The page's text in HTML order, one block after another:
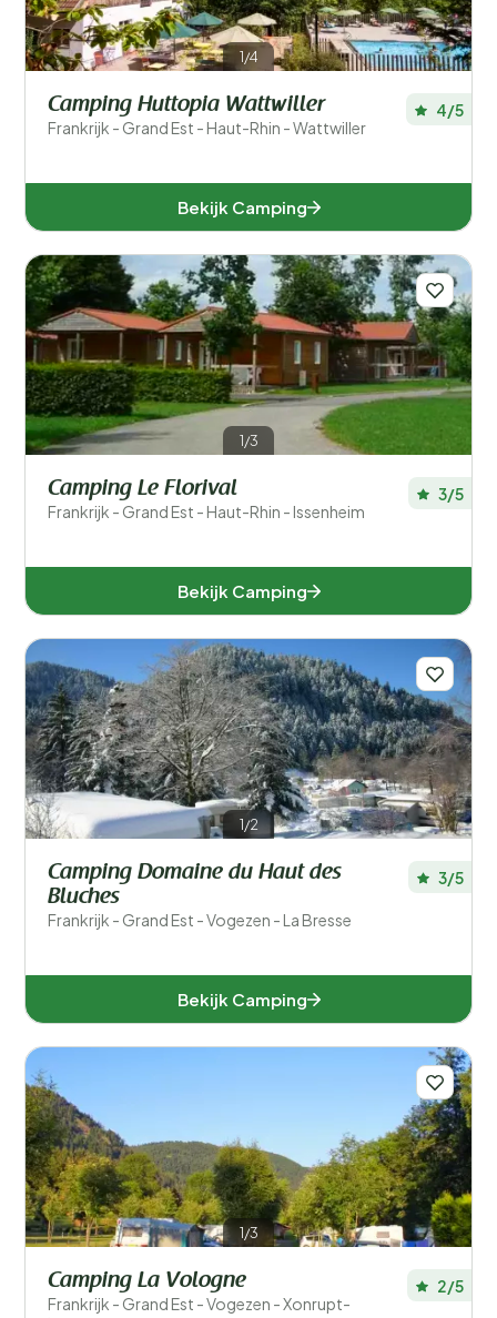
1/4
Camping Huttopia Wattwiller
Frankrijk - Grand Est - Haut-Rhin - Wattwiller
4/5
Bekijk Camping
1/3
Camping Le Florival
Frankrijk - Grand Est - Haut-Rhin - Issenheim
3/5
Bekijk Camping
1/2
Camping Domaine du Haut des
Bluches
Frankrijk - Grand Est - Vogezen - La Bresse
3/5
Bekijk Camping
1/3
Camping La Vologne
Frankrijk - Grand Est - Vogezen - Xonrupt-
2/5